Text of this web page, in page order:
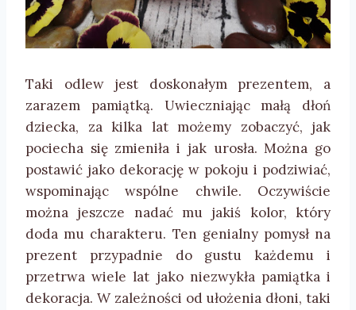
Taki odlew jest doskonałym prezentem, a
zarazem pamiątką. Uwieczniając małą dłoń
dziecka, za kilka lat możemy zobaczyć, jak
pociecha się zmieniła i jak urosła. Można go
postawić jako dekorację w pokoju i podziwiać,
wspominając wspólne chwile. Oczywiście
można jeszcze nadać mu jakiś kolor, który
doda mu charakteru. Ten genialny pomysł na
prezent przypadnie do gustu każdemu i
przetrwa wiele lat jako niezwykła pamiątka i
dekoracja. W zależności od ułożenia dłoni, taki